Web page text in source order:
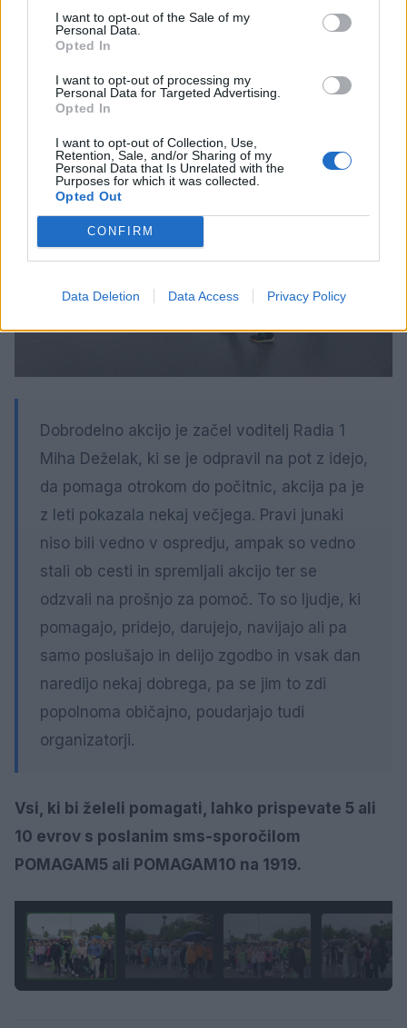
I want to opt-out of the Sale of my
Personal Data.
Opted In
I want to opt-out of processing my
Personal Data for Targeted Advertising.
Opted In
I want to opt-out of Collection, Use,
Retention, Sale, and/or Sharing of my
Personal Data that Is Unrelated with the
Purposes for which it was collected.
Opted Out
CONFIRM
Data Deletion Data Access Privacy Policy
dobrodelnost," je v nagovoru poudaril
Cene Prevc.
Dobrodelno akcijo je začel voditelj Radia 1
Miha Deželak, ki se je odpravil na pot z idejo,
da pomaga otrokom do počitnic, akcija pa je
z leti pokazala nekaj večjega. Pravi junaki
niso bili vedno v ospredju, ampak so vedno
stali ob cesti in spremljali akcijo ter se
odzvali na prošnjo za pomoč. To so ljudje, ki
pomagajo, pridejo, darujejo, navijajo ali pa
samo poslušajo in delijo zgodbo in vsak dan
naredijo nekaj dobrega, pa se jim to zdi
popolnoma običajno, poudarjajo tudi
organizatorji.
Vsi, ki bi želeli pomagati, lahko prispevate 5 ali
10 evrov s poslanim sms-sporočilom
POMAGAM5 ali POMAGAM10 na 1919.